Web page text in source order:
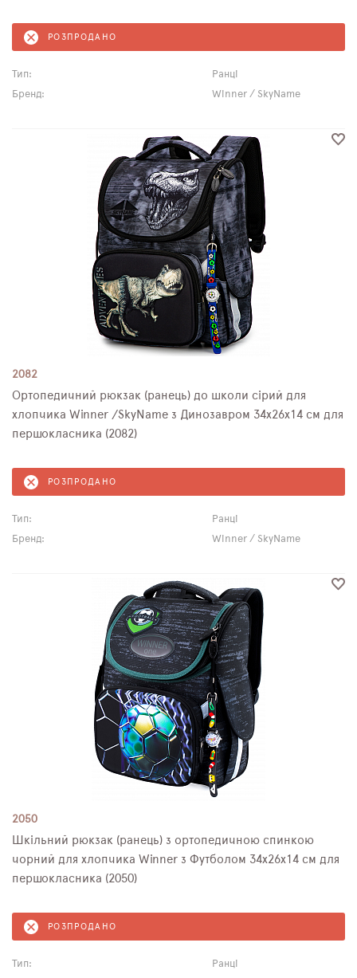
РОЗПРОДАНО
Тип:
Ранці
Бренд:
Winner / SkyName
2082
Ортопедичний рюкзак (ранець) до школи сірий для
хлопчика Winner /SkyName з Динозавром 34х26х14 см для
першокласника (2082)
РОЗПРОДАНО
Тип:
Ранці
Бренд:
Winner / SkyName
2050
Шкільний рюкзак (ранець) з ортопедичною спинкою
чорний для хлопчика Winner з Футболом 34х26х14 см для
першокласника (2050)
РОЗПРОДАНО
Тип:
Ранці